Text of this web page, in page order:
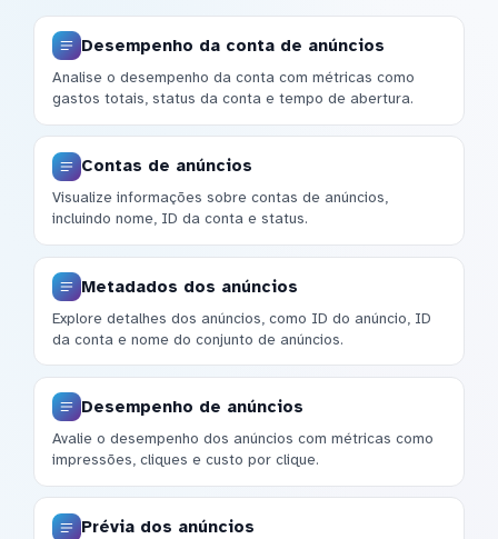
Desempenho da conta de anúncios
Analise o desempenho da conta com métricas como
gastos totais, status da conta e tempo de abertura.
Contas de anúncios
Visualize informações sobre contas de anúncios,
incluindo nome, ID da conta e status.
Metadados dos anúncios
Explore detalhes dos anúncios, como ID do anúncio, ID
da conta e nome do conjunto de anúncios.
Desempenho de anúncios
Avalie o desempenho dos anúncios com métricas como
impressões, cliques e custo por clique.
Prévia dos anúncios